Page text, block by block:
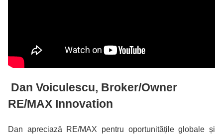
Dan Voiculescu, Broker/Owner
RE/MAX Innovation
Dan apreciază RE/MAX pentru oportunitățile globale și